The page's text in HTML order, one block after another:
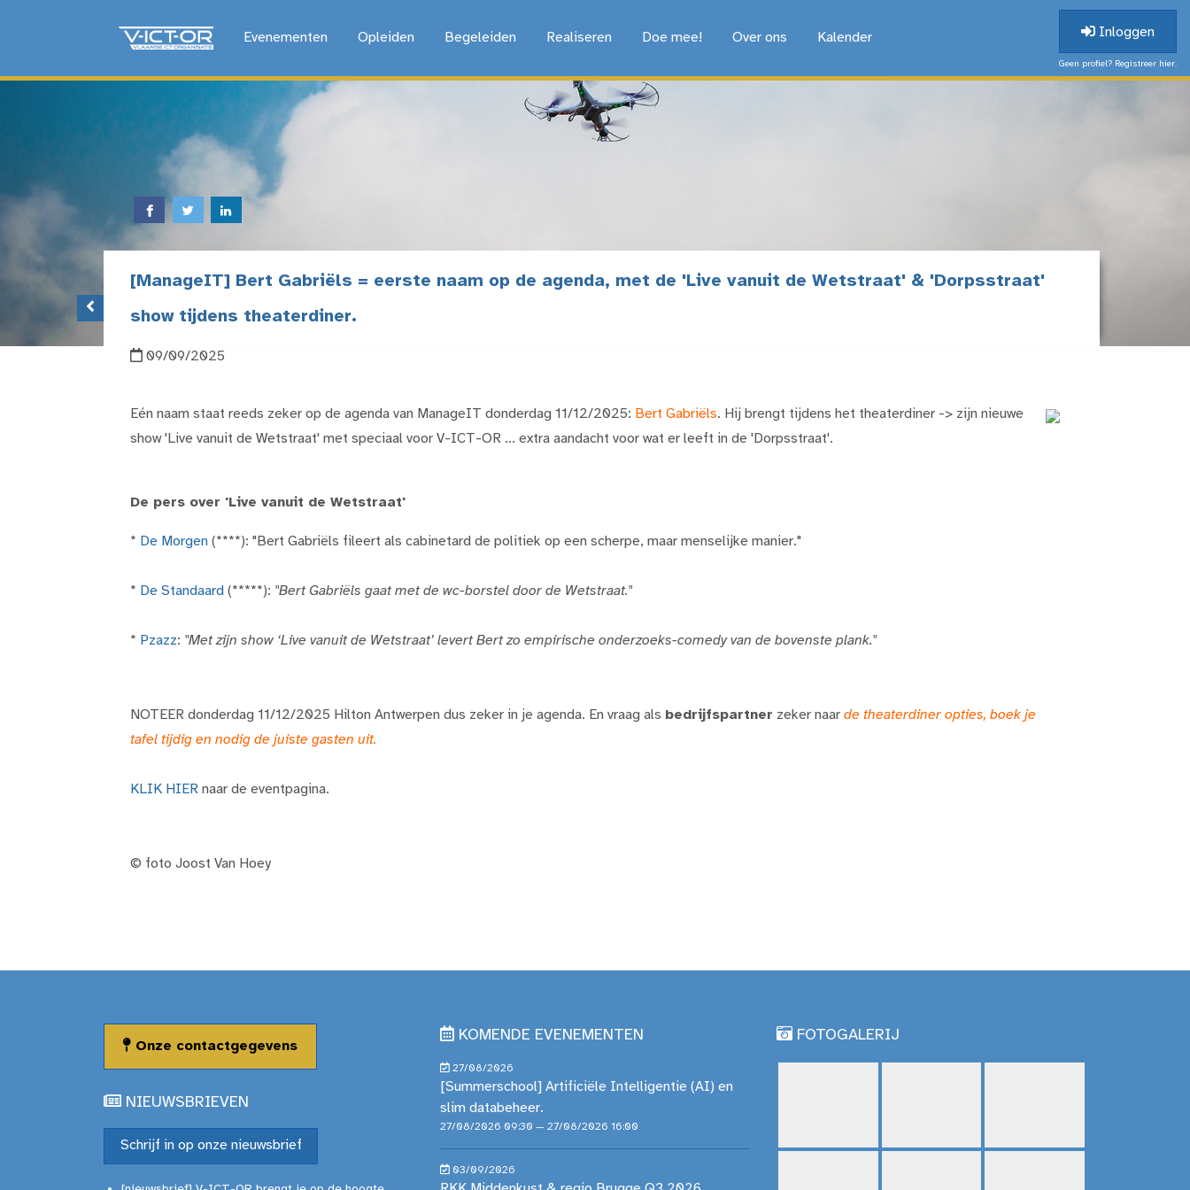
Evenementen Opleiden Begeleiden Realiseren Doe mee! Over ons Kalender Inloggen
Geen profiel? Registreer hier.
[ManageIT] Bert Gabriëls = eerste naam op de agenda, met de 'Live vanuit de Wetstraat' & 'Dorpsstraat'
show tijdens theaterdiner.
09/09/2025
Eén naam staat reeds zeker op de agenda van ManageIT donderdag 11/12/2025: Bert Gabriëls. Hij brengt tijdens het theaterdiner -> zijn nieuwe
show 'Live vanuit de Wetstraat' met speciaal voor V-ICT-OR ... extra aandacht voor wat er leeft in de 'Dorpsstraat'.
De pers over 'Live vanuit de Wetstraat'
* De Morgen (****): "Bert Gabriëls fileert als cabinetard de politiek op een scherpe, maar menselijke manier."
* De Standaard (*****): "Bert Gabriëls gaat met de wc-borstel door de Wetstraat."
* Pzazz: "Met zijn show ‘Live vanuit de Wetstraat’ levert Bert zo empirische onderzoeks-comedy van de bovenste plank."
NOTEER donderdag 11/12/2025 Hilton Antwerpen dus zeker in je agenda. En vraag als bedrijfspartner zeker naar de theaterdiner opties, boek je
tafel tijdig en nodig de juiste gasten uit.
KLIK HIER naar de eventpagina.
© foto Joost Van Hoey
Onze contactgegevens
NIEUWSBRIEVEN
Schrijf in op onze nieuwsbrief
KOMENDE EVENEMENTEN
27/08/2026
[Summerschool] Artificiële Intelligentie (AI) en
slim databeheer.
27/08/2026 09:30 — 27/08/2026 16:00
03/09/2026
FOTOGALERIJ